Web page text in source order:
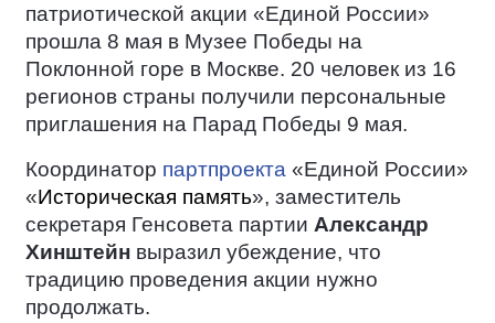
патриотической акции «Единой России»
прошла 8 мая в Музее Победы на
Поклонной горе в Москве. 20 человек из 16
регионов страны получили персональные
приглашения на Парад Победы 9 мая.
Координатор партпроекта «Единой России»
«Историческая память», заместитель
секретаря Генсовета партии Александр
Хинштейн выразил убеждение, что
традицию проведения акции нужно
продолжать.